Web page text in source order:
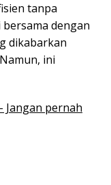
tanpa
dengan
dikabarkan
ini
Jangan pernah